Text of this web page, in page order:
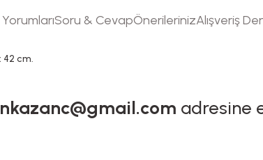
Soru & CevapÖnerilerinizAlışveriş
42 cm.
adresine